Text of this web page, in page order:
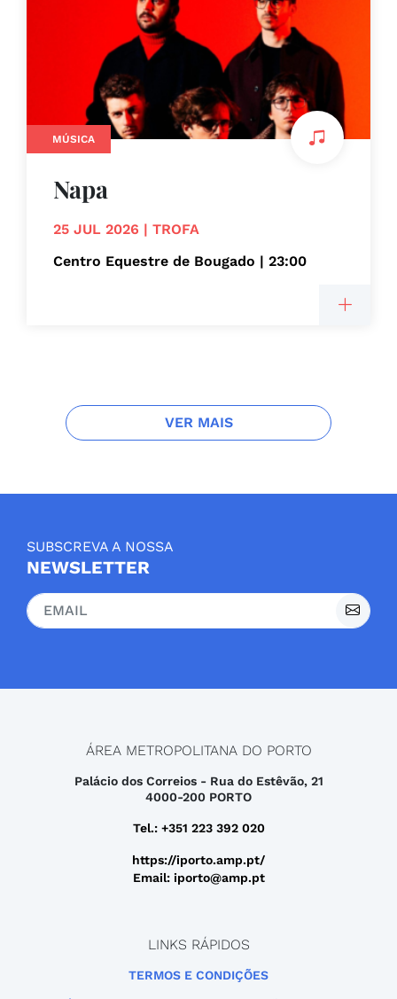
MÚSICA
Napa
25 JUL 2026 | TROFA
Centro Equestre de Bougado | 23:00
VER MAIS
SUBSCREVA A NOSSA
NEWSLETTER
ÁREA METROPOLITANA DO PORTO
Palácio dos Correios - Rua do Estêvão, 21
4000-200 PORTO
Tel.: +351 223 392 020
https://iporto.amp.pt/
Email: iporto@amp.pt
LINKS RÁPIDOS
TERMOS E CONDIÇÕES